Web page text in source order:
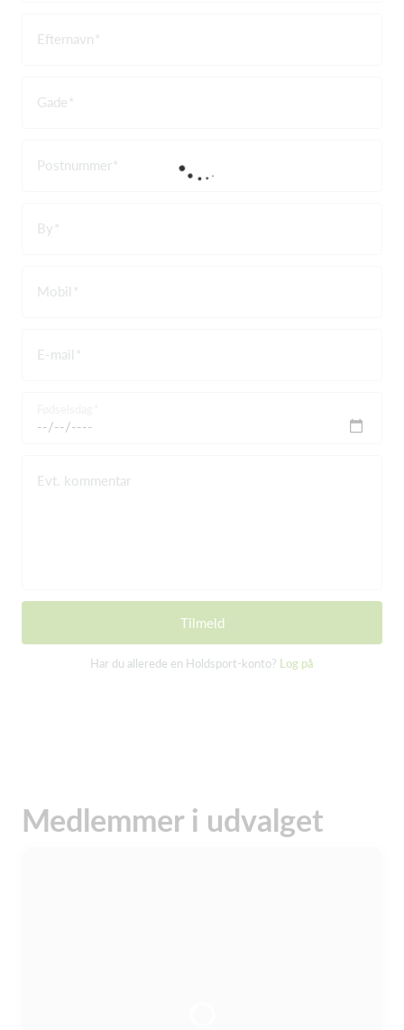
Efternavn
Gade
Postnummer
By
Mobil
E-mail
Evt. kommentar
Tilmeld
Har du allerede en Holdsport-konto? Log på
Medlemmer i udvalget